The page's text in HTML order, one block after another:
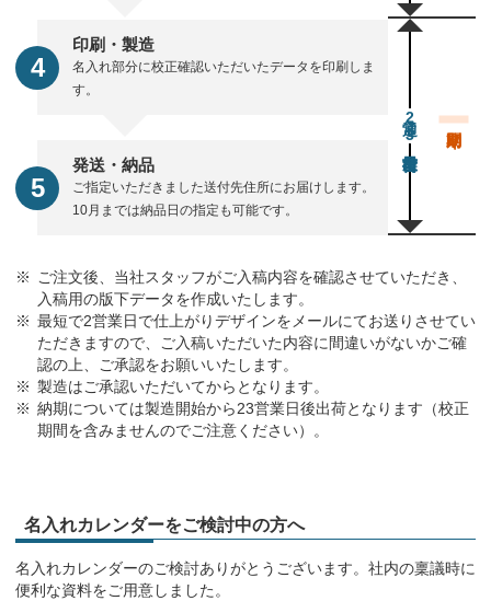
印刷・製造
名入れ部分に校正確認いただいたデータを印刷しま
す。
発送・納品
ご指定いただきました送付先住所にお届けします。
10月までは納品日の指定も可能です。
通常23営業日後出荷
ご注文後、当社スタッフがご入稿内容を確認させていただき、
入稿用の版下データを作成いたします。
最短で2営業日で仕上がりデザインをメールにてお送りさせてい
ただきますので、ご入稿いただいた内容に間違いがないかご確
認の上、ご承認をお願いいたします。
製造はご承認いただいてからとなります。
納期については製造開始から23営業日後出荷となります（校正
期間を含みませんのでご注意ください）。
名入れカレンダーをご検討中の方へ
名入れカレンダーのご検討ありがとうございます。社内の稟議時に
便利な資料をご用意しました。